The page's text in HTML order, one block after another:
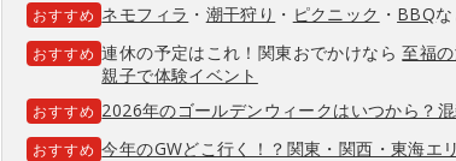
おすすめ ネモフィラ ・ 潮干狩り ・ ピクニック ・ BBQ
おすすめ 連休の予定はこれ！関東おでかけなら至福
親子で体験イベント
おすすめ 2026年のゴールデンウィークはいつから？
おすすめ 今年のGWどこ行く！？関東・関西・東海エ